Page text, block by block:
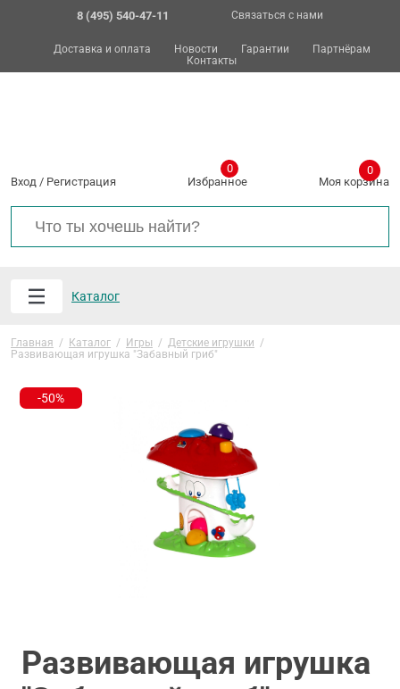
8 (495) 540-47-11 Связаться с нами
Доставка и оплата Новости Гарантии
Партнёрам
Контакты
Вход / Регистрация Избранное
0
Моя корзина
0
Каталог
Главная / Каталог / Игры / Детские игрушки /
Развивающая игрушка "Забавный гриб"
-50%
Развивающая игрушка